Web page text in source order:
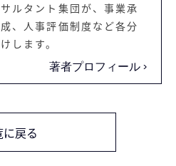
ルタント集団が、事業承
、人事評価制度など各分
します。
著者プロフィール
戻る